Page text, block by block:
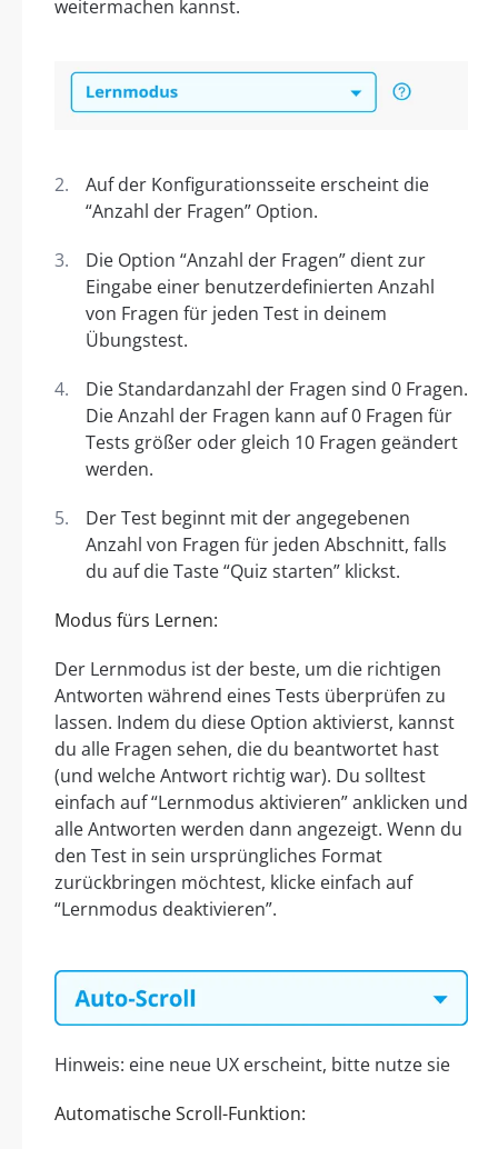
weitermachen kannst.
Auf der Konfigurationsseite erscheint die
“Anzahl der Fragen” Option.
Die Option “Anzahl der Fragen” dient zur
Eingabe einer benutzerdefinierten Anzahl
von Fragen für jeden Test in deinem
Übungstest.
Die Standardanzahl der Fragen sind 0 Fragen.
Die Anzahl der Fragen kann auf 0 Fragen für
Tests größer oder gleich 10 Fragen geändert
werden.
Der Test beginnt mit der angegebenen
Anzahl von Fragen für jeden Abschnitt, falls
du auf die Taste “Quiz starten” klickst.
Modus fürs Lernen:
Der Lernmodus ist der beste, um die richtigen
Antworten während eines Tests überprüfen zu
lassen. Indem du diese Option aktivierst, kannst
du alle Fragen sehen, die du beantwortet hast
(und welche Antwort richtig war). Du solltest
einfach auf “Lernmodus aktivieren” anklicken und
alle Antworten werden dann angezeigt. Wenn du
den Test in sein ursprüngliches Format
zurückbringen möchtest, klicke einfach auf
“Lernmodus deaktivieren”.
Hinweis: eine neue UX erscheint, bitte nutze sie
Automatische Scroll-Funktion: